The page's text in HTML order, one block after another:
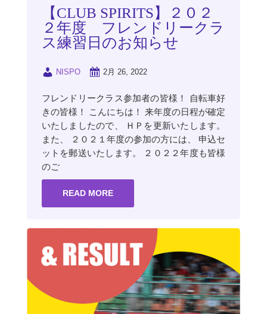
【CLUB SPIRITS】２０２
２年度 フレンドリークラ
ス練習日のお知らせ
NISPO 2月 26, 2022
フレンドリークラス参加者の皆様！ 自転車好
きの皆様！ こんにちは！ 来年度の日程が確定
いたしましたので、 ＨＰを更新いたします。
また、 ２０２１年度の参加の方には、 申込セ
ットを郵送いたします。 ２０２２年度も皆様
のご
READ MORE